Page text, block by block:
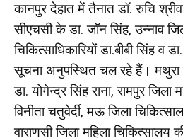
कानपुर देहात में तैनात डॉ. रुचि
सीएचसी के डा. जॉन सिंह, उन्नाव
चिकित्साधिकारियों डा.बीबी सिंह व
सूचना अनुपस्थित चल रहे हैं। मथुरा
डा. योगेन्द्र सिंह राना, रामपुर जिला
विनीता चतुवेर्दी, मऊ जिला
वाराणसी जिला महिला चिकित्सालय